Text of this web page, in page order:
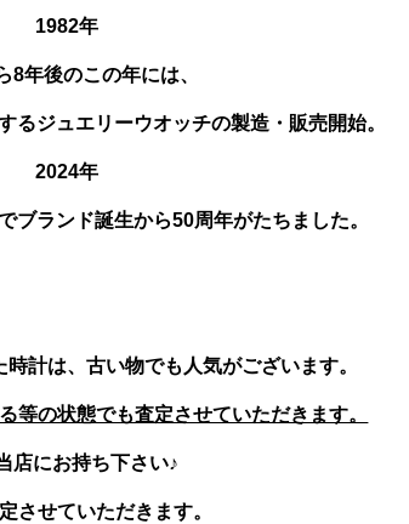
1982年
8年後のこの年には、
るジュエリーウオッチの製造・販売開始。
2024年
ブランド誕生から50周年がたちました。
計は、古い物でも人気がございます。
等の状態でも査定させていただきます。
店にお持ち下さい♪
させていただきます。